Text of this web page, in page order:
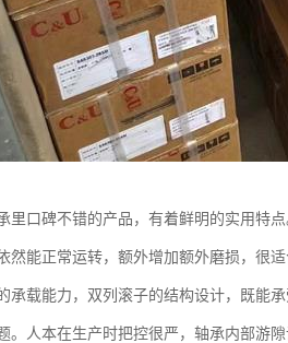
里口碑不错的产品，有着鲜明的实用特
然能正常运转，额外增加额外磨损，很
承载能力，双列滚子的结构设计，既能
。人本在生产时把控很严，轴承内部游